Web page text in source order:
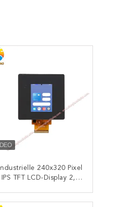
Industrielle 240x320 Pixel
IPS TFT LCD-Display 2,4
KONTAKT